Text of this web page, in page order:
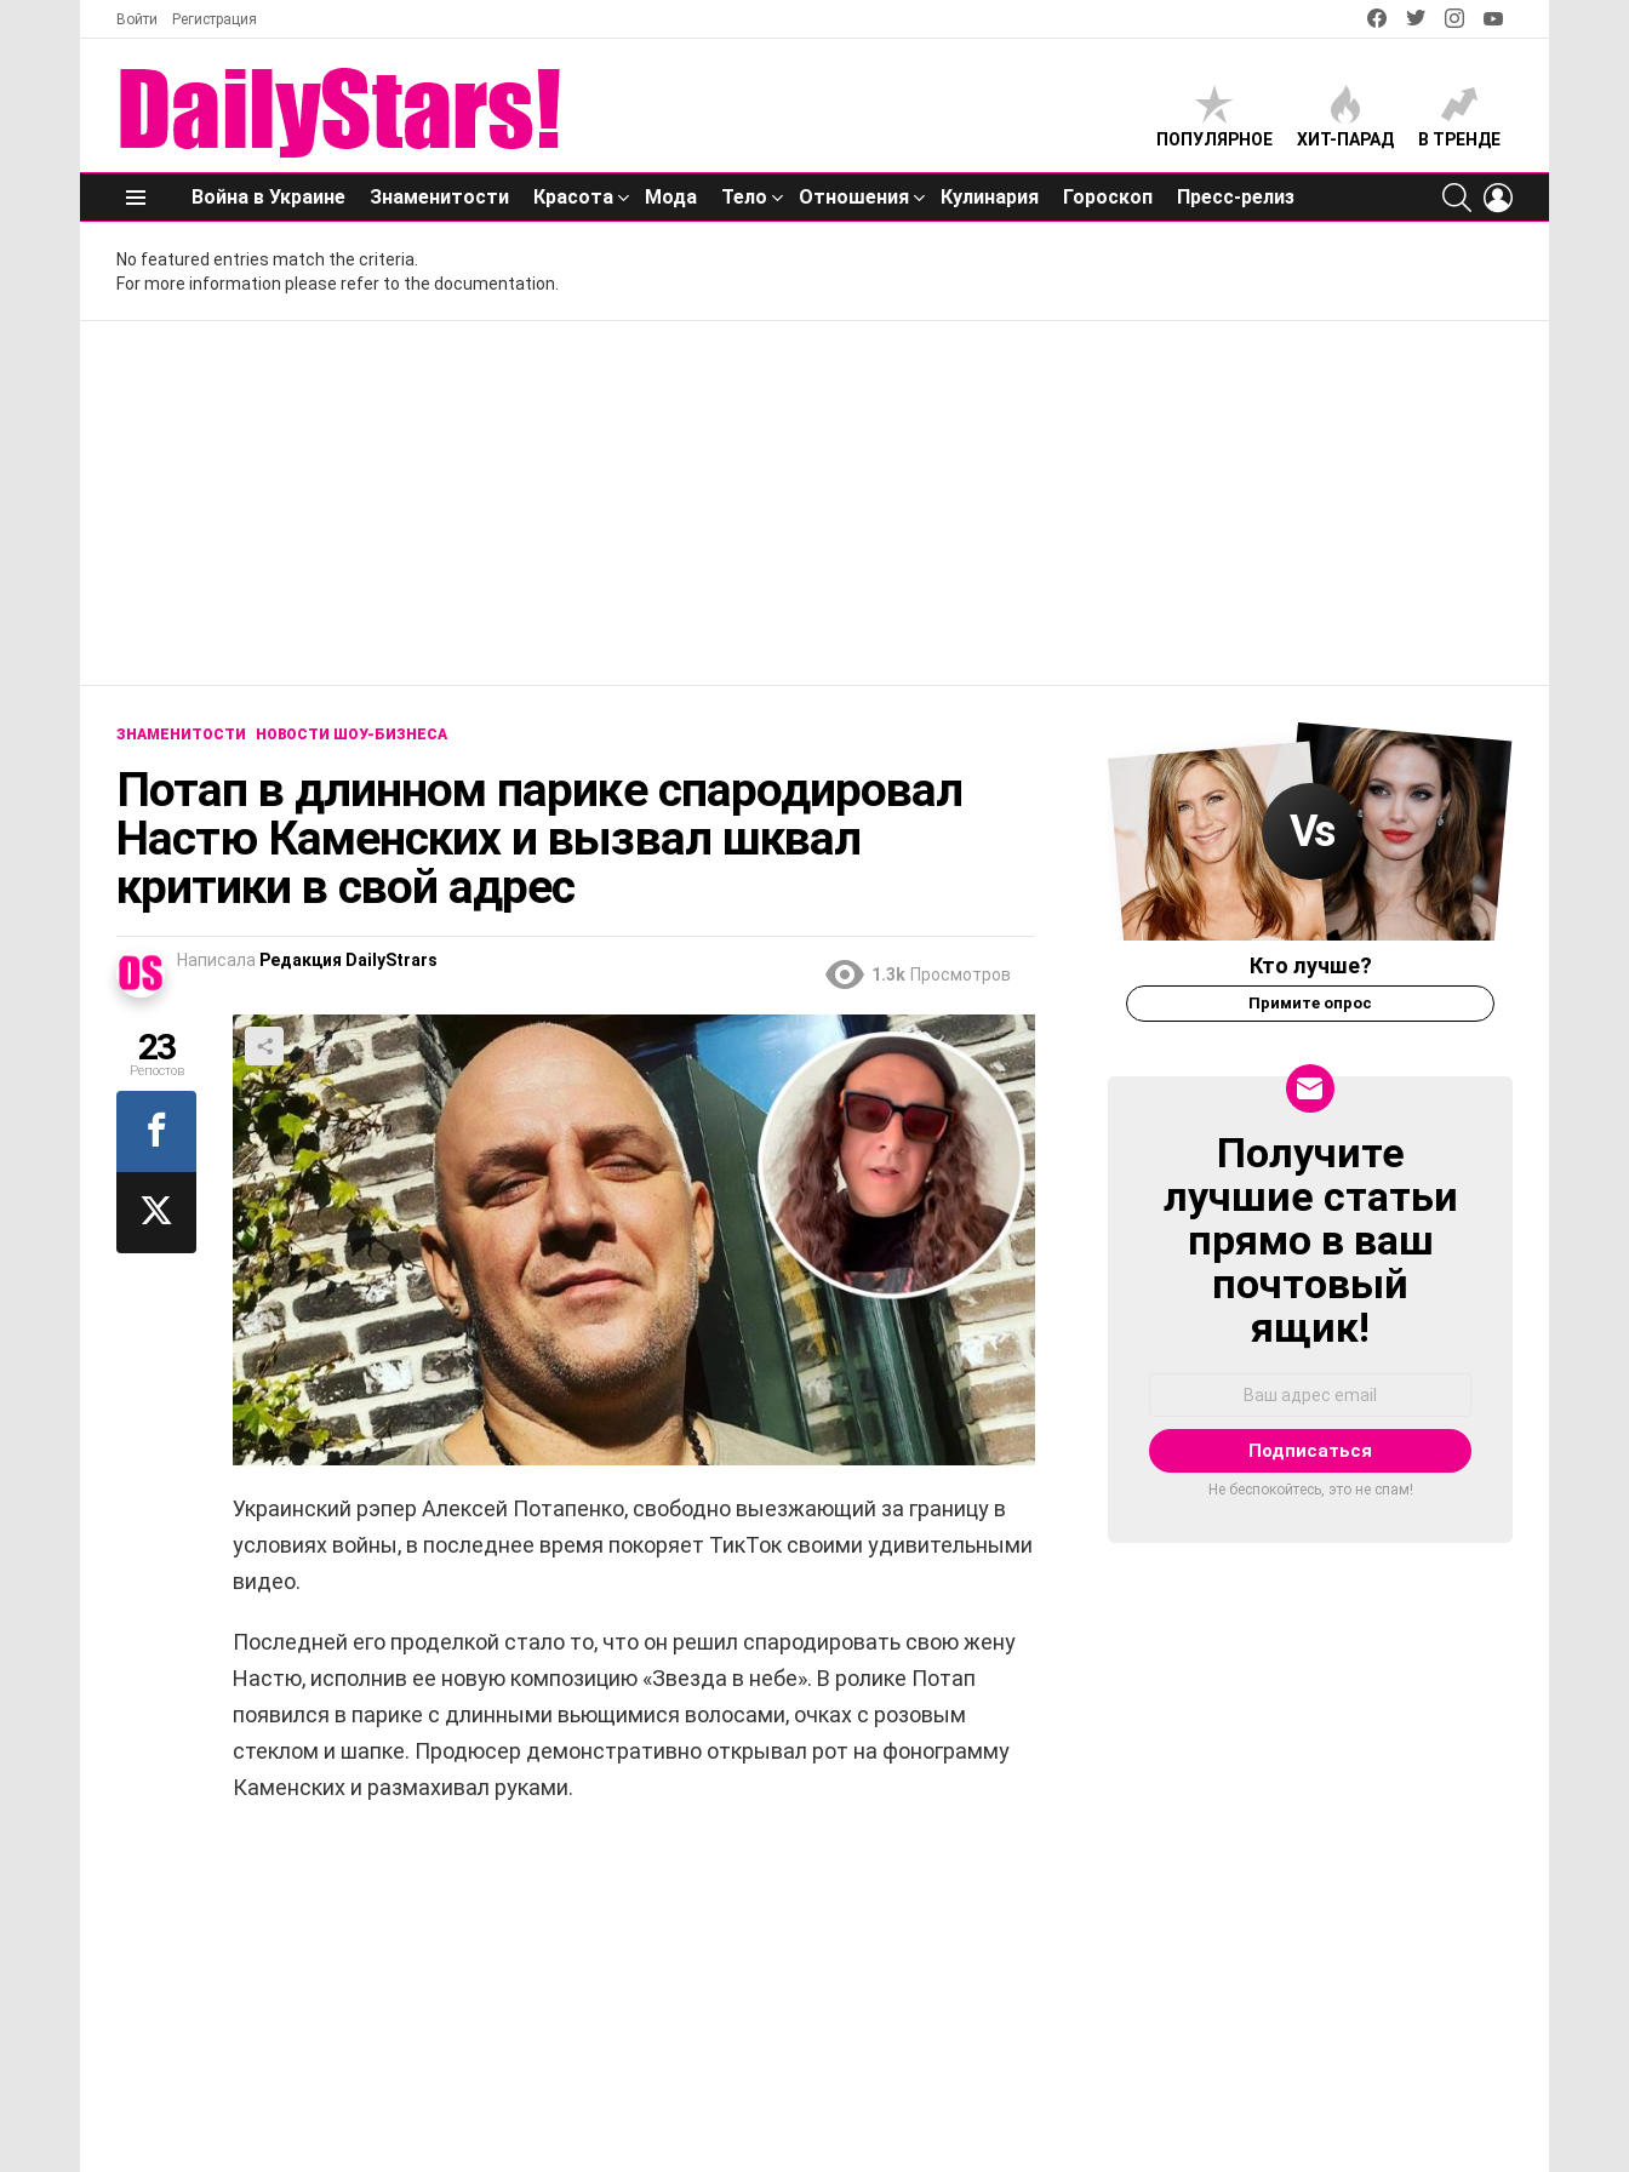
Войти Регистрация
facebooktwitterinstagram
ПОПУЛЯРНОЕ ХИТ-ПАРАД В ТРЕНДЕ
Меню
Война в Украине Знаменитости Красота Мода Тело Отношения Кулинария Гороскоп Пресс-релиз
SEARCH
No featured entries match the criteria.
For more information please refer to the documentation.
ЗНАМЕНИТОСТИ НОВОСТИ ШОУ-БИЗНЕСА
Потап в длинном парике спародировал
Настю Каменских и вызвал шквал
критики в свой адрес
Написала Редакция DailyStrars
1.3k Просмотров
Украинский рэпер Алексей Потапенко, свободно выезжающий за границу в
условиях войны, в последнее время покоряет ТикТок своими удивительными
видео.
Последней его проделкой стало то, что он решил спародировать свою жену
Настю, исполнив ее новую композицию «Звезда в небе». В ролике Потап
появился в парике с длинными вьющимися волосами, очках с розовым
стеклом и шапке. Продюсер демонстративно открывал рот на фонограмму
Каменских и размахивал руками.
23
Репостов
Кто лучше?
Примите опрос
NEWSLETTER
Получите
лучшие статьи
прямо в ваш
почтовый
ящик!
Не беспокойтесь, это не спам!